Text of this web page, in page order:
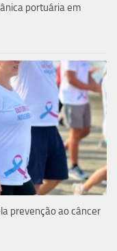
portuária em
prevenção ao câncer